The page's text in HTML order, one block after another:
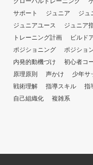
サポート
ジュニア ジュ
ジュニアユース
ジュニア
トレーニング計画
ビルド
ポジショニング
ポジショ
内発的動機づけ
初心者コ
原理原則
声かけ 少年サ
戦術理解
指導スキル 指
自己組織化
複雑系